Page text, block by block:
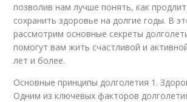
позволив нам лучше понять, как
сохранить здоровье на долгие годы. В
рассмотрим основные секреты
помогут вам жить счастливой и
лет и более.
Основные принципы долголетия 1.
Одним из ключевых факторов